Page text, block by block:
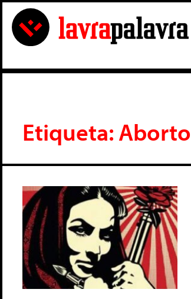
Etiqueta: Aborto